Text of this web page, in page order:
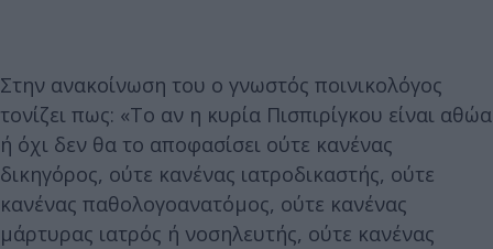
Στην ανακοίνωση του ο γνωστός ποινικολόγος
τονίζει πως: «Το αν η κυρία Πισπιρίγκου είναι αθώα
ή όχι δεν θα το αποφασίσει ούτε κανένας
δικηγόρος, ούτε κανένας ιατροδικαστής, ούτε
κανένας παθολογοανατόμος, ούτε κανένας
μάρτυρας ιατρός ή νοσηλευτής, ούτε κανένας